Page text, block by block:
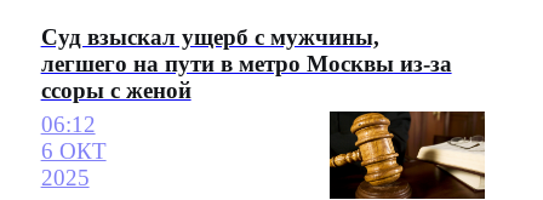
Суд взыскал ущерб с мужчины,
легшего на пути в метро Москвы из-за
ссоры с женой
06:12
6 ОКТ
2025